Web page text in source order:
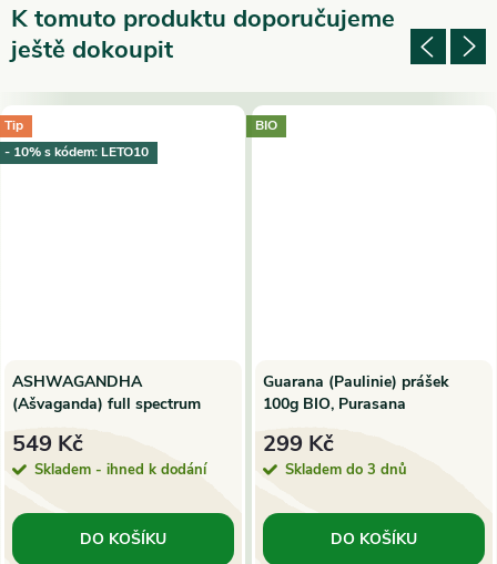
K tomuto produktu doporučujeme
ještě dokoupit
Tip
- 10% s kódem: LETO10
ASHWAGANDHA
(Ašvaganda) full spectrum
Viridian
549 Kč
Skladem - ihned k dodání
DO KOŠÍKU
BIO
Guarana (Paulinie) prášek
100g BIO, Purasana
299 Kč
Skladem do 3 dnů
DO KOŠÍKU